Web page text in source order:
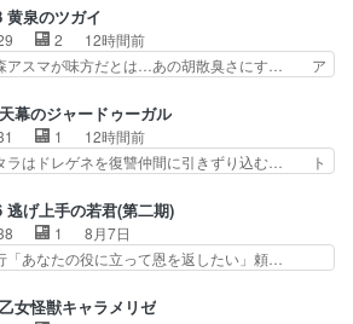
衆電話が出てきた。みず… おはようございま
瑞佳の正体が明かされ… 朝も昼もおやつもじ
いも尽くしの『ひま…
がある、理由がある事をエクレール… デッチ
イン初登場。ニジーとちょっとキ… 遂に探偵
所に外国人のお客様?アゲセー… でっち上げ
。帆羽さんを正… どんな作品にも言え
大笑いしたw一度… 「男性の欺瞞、悪意」が
に向かい悪さを… ニジーのナルシスト系紳士
じとも違う、…
黄泉のツガイ
2
12時間前
アスマが味方だとは…あの胡散臭さにす… ア
スマ(石田彰キャラ)は裏切り者た… 原作を読
我慢していてよかっただって顔… どんどん増
ツガイツガイよりも腹黒い人… 夜桜は「顔で
てる」って言うけど、声で… おかしいな石田
てはアサちゃん目的で… "顔で損してる"企み
何…wアスマさん… 顔で損してるアスマさん
でに声でも損し…
幕のジャードゥーガル
1
12時間前
ラはドレゲネを復讐仲間に引きずり込む… ト
功績を挙げさせて政権と軍のバラン… 覇道の
イと王道のオゴタイって感じかな… 賢い人物
動は想定した目的達成のための… シタラとボ
チンの考えが初めてシンクロ… ドレゲネのテ
ル政治」国家の表舞台に… 前回のシタラと対
逃げ上手の若君(第二期)
1
8月7日
「あなたの役に立って恩を返したい」頼…
ニメの演出、同じCloverWor… 貞宗の思考を
女怪獣キャラメリゼ